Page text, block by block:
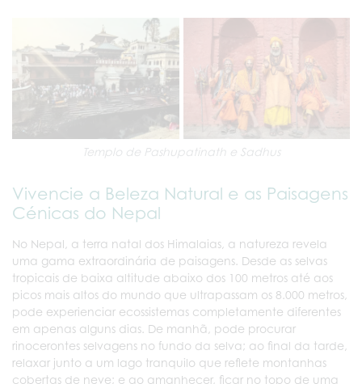
Templo de Pashupatinath e Sadhus
Vivencie a Beleza Natural e as Paisagens
Cénicas do Nepal
No Nepal, a terra natal dos Himalaias, a natureza revela
uma gama extraordinária de paisagens. Desde as selvas
tropicais de baixa altitude abaixo dos 100 metros até aos
picos mais altos do mundo que ultrapassam os 8.000 metros,
pode experienciar ecossistemas completamente diferentes
em apenas alguns dias. De manhã, pode procurar
rinocerontes selvagens no fundo da selva; ao final da tarde,
relaxar junto a um lago tranquilo que reflete montanhas
cobertas de neve; e ao amanhecer, ficar no topo de uma